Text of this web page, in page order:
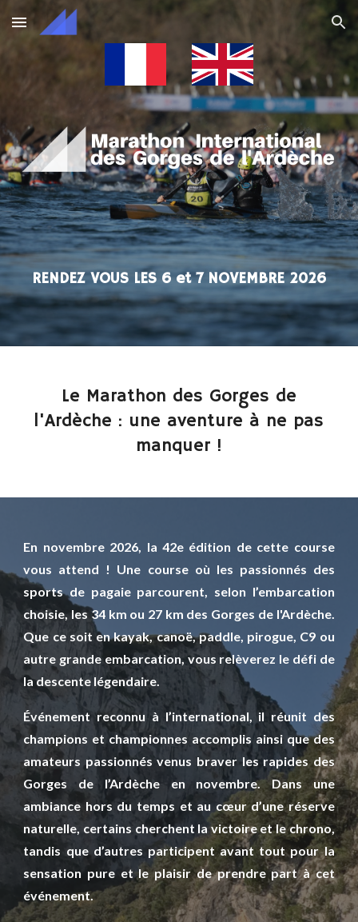
Skip to main content Skip to navigation
RENDEZ VOUS LES 6 et 7 NOVEMBRE 2026
Le Marathon des Gorges de
l'Ardèche : une aventure à ne pas
manquer !
En novembre 2026, la 42e édition de cette course
vous attend ! Une course où les passionnés des
sports de pagaie parcourent, selon l’embarcation
choisie, les 34 km ou 27 km des Gorges de l'Ardèche.
Que ce soit en kayak, canoë, paddle, pirogue, C9 ou
autre grande embarcation, vous relèverez le défi de
la descente légendaire.
Événement reconnu à l’international, il réunit des
champions et championnes accomplis ainsi que des
amateurs passionnés venus braver les rapides des
Gorges de l’Ardèche en novembre. Dans une
ambiance hors du temps et au cœur d’une réserve
naturelle, certains cherchent la victoire et le chrono,
tandis que d’autres participent avant tout pour la
sensation pure et le plaisir de prendre part à cet
événement.